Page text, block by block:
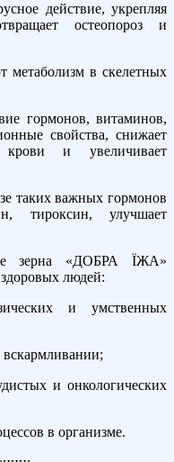
действие, укрепляя
остеопороз и
в скелетных
гормонов, витаминов,
свойства, снижает
крови и увеличивает
таких важных гормонов
тироксин, улучшает
зерна «ДОБРА ЇЖА»
людей:
и умственных
и онкологических
в организме.